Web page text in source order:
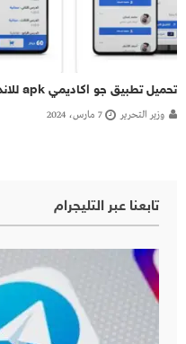
تحميل تطبيق جو اكاديمي apk للاندرويد 2024 مجانا
وزير التحرير 7 مارس، 2024
تابعنا عبر التليجرام